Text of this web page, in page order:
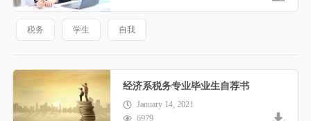
税务 学生 自我
经济系税务专业毕业生自荐书
January 14, 2021
6979